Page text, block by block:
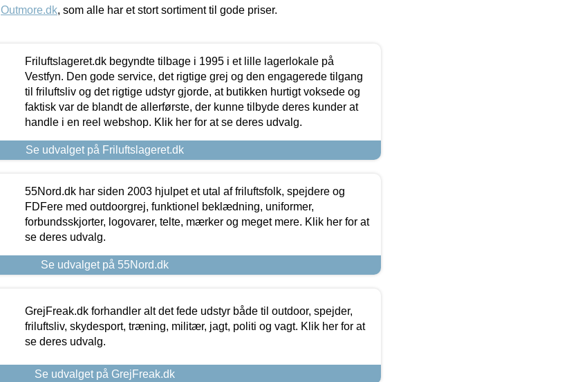
Outmore.dk, som alle har et stort sortiment til gode priser.
Friluftslageret.dk begyndte tilbage i 1995 i et lille lagerlokale på
Vestfyn. Den gode service, det rigtige grej og den engagerede tilgang
til friluftsliv og det rigtige udstyr gjorde, at butikken hurtigt voksede og
faktisk var de blandt de allerførste, der kunne tilbyde deres kunder at
handle i en reel webshop. Klik her for at se deres udvalg.
Se udvalget på Friluftslageret.dk
55Nord.dk har siden 2003 hjulpet et utal af friluftsfolk, spejdere og
FDFere med outdoorgrej, funktionel beklædning, uniformer,
forbundsskjorter, logovarer, telte, mærker og meget mere. Klik her for at
se deres udvalg.
Se udvalget på 55Nord.dk
GrejFreak.dk forhandler alt det fede udstyr både til outdoor, spejder,
friluftsliv, skydesport, træning, militær, jagt, politi og vagt. Klik her for at
se deres udvalg.
Se udvalget på GrejFreak.dk